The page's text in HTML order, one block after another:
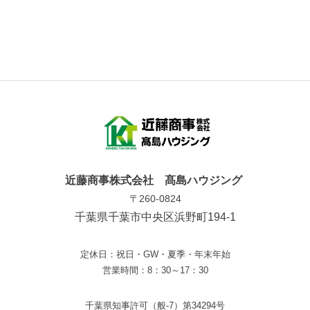
近藤商事株式会社 髙島ハウジング
〒260-0824
千葉県千葉市中央区浜野町194-1
定休日：祝日・GW・夏季・年末年始
営業時間：8：30～17：30
千葉県知事許可（般-7）第34294号